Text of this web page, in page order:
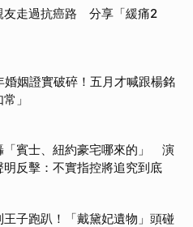
友走過抗癌路 分享「緩痛2
婚姻證實破碎！五月才喊跟楊銘
」
「賓士、紐約豪宅哪來的」 演
明反擊：不實指控將追究到底
王子跑趴！「戴黛妃遺物」頭碰